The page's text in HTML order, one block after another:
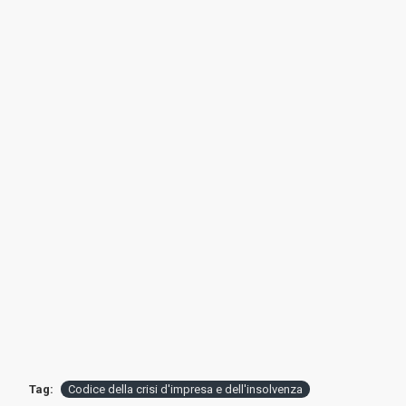
Tag: Codice della crisi d'impresa e dell'insolvenza